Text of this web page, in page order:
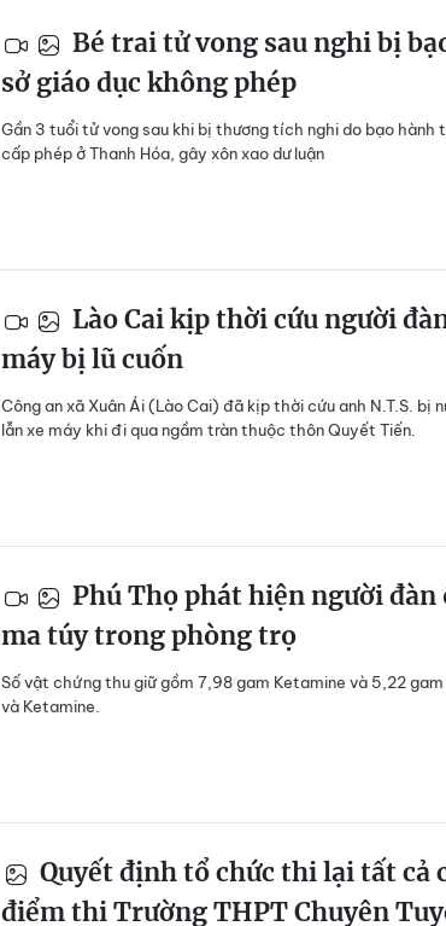
Bé trai tử vong sau nghi bị
sở giáo dục không phép
Gần 3 tuổi tử vong sau khi bị thương tích nghi do bạo hành
cấp phép ở Thanh Hóa, gây xôn xao dư luận
Lào Cai kịp thời cứu người
máy bị lũ cuốn
Công an xã Xuân Ái (Lào Cai) đã kịp thời cứu anh N.T.S. bị
lẫn xe máy khi đi qua ngầm tràn thuộc thôn Quyết Tiến.
Phú Thọ phát hiện người
ma túy trong phòng trọ
Số vật chứng thu giữ gồm 7,98 gam Ketamine và 5,22
và Ketamine.
Quyết định tổ chức thi lại tất cả
điểm thi Trường THPT Chuyên